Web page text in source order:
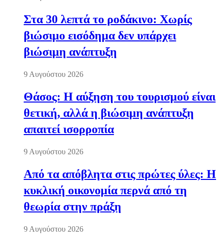
Στα 30 λεπτά το ροδάκινο: Χωρίς
βιώσιμο εισόδημα δεν υπάρχει
βιώσιμη ανάπτυξη
9 Αυγούστου 2026
Θάσος: Η αύξηση του τουρισμού είναι
θετική, αλλά η βιώσιμη ανάπτυξη
απαιτεί ισορροπία
9 Αυγούστου 2026
Από τα απόβλητα στις πρώτες ύλες: Η
κυκλική οικονομία περνά από τη
θεωρία στην πράξη
9 Αυγούστου 2026